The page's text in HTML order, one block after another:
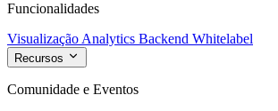
Funcionalidades
Visualização Analytics Backend Whitelabel
Recursos
Comunidade e Eventos